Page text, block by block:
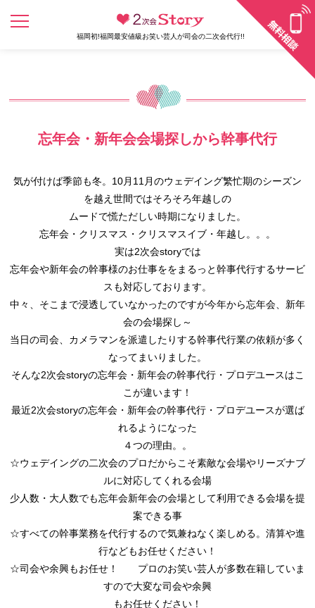
福岡初!福岡最安値級お笑い芸人が司会の二次会代行!!
忘年会・新年会会場探しから幹事代行
気が付けば季節も冬。10月11月のウェデイング繁忙期のシーズン
を越え世間ではそろそろ年越しの
ムードで慌ただしい時期になりました。
忘年会・クリスマス・クリスマスイブ・年越し。。。
実は2次会storyでは
忘年会や新年会の幹事様のお仕事ををまるっと幹事代行するサービ
スも対応しております。
中々、そこまで浸透していなかったのですが今年から忘年会、新年
会の会場探し～
当日の司会、カメラマンを派遣したりする幹事代行業の依頼が多く
なってまいりました。
そんな2次会storyの忘年会・新年会の幹事代行・プロデユースはこ
こが違います！
最近2次会storyの忘年会・新年会の幹事代行・プロデユースが選ば
れるようになった
４つの理由。。
☆ウェデイングの二次会のプロだからこそ素敵な会場やリーズナブ
ルに対応してくれる会場
少人数・大人数でも忘年会新年会の会場として利用できる会場を提
案できる事
☆すべての幹事業務を代行するので気兼ねなく楽しめる。清算や進
行などもお任せください！
☆司会や余興もお任せ！ プロのお笑い芸人が多数在籍していま
すので大変な司会や余興
もお任せください！